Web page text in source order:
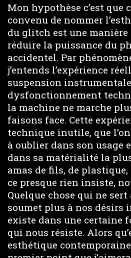
Mon hypothèse c’est que
convenu de nommer
du glitch est une manière
réduire la puissance du
accidentel. Par
j’entends l’expérience
suspension
dysfonctionnement
la machine ne marche
faisons face. Cette
technique inutile, que
à oublier dans son
dans sa matérialité la
amas de fils, de
ce presque rien insiste,
Quelque chose qui ne
soumet plus à nos désirs
existe dans une certaine
qui nous résiste. Alors
esthétique